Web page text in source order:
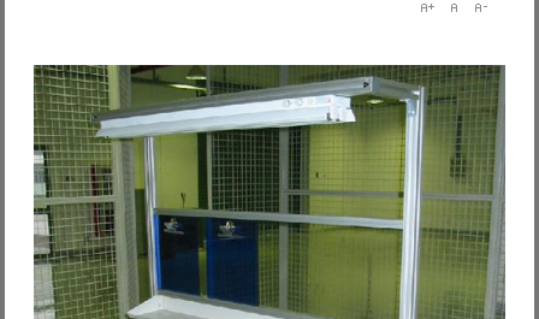
Password
Remember Me